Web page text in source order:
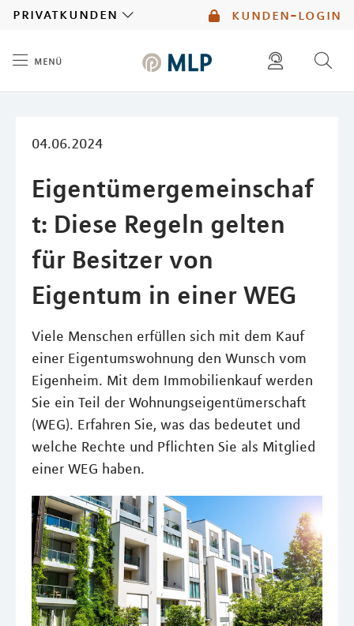
kunden-login
privatkunden
menü
04.06.2024
Eigentümergemeinschaf
t: Diese Regeln gelten
für Besitzer von
Eigentum in einer WEG
Viele Menschen erfüllen sich mit dem Kauf
einer Eigentumswohnung den Wunsch vom
Eigenheim. Mit dem Immobilienkauf werden
Sie ein Teil der Wohnungseigentümerschaft
(WEG). Erfahren Sie, was das bedeutet und
welche Rechte und Pflichten Sie als Mitglied
einer WEG haben.